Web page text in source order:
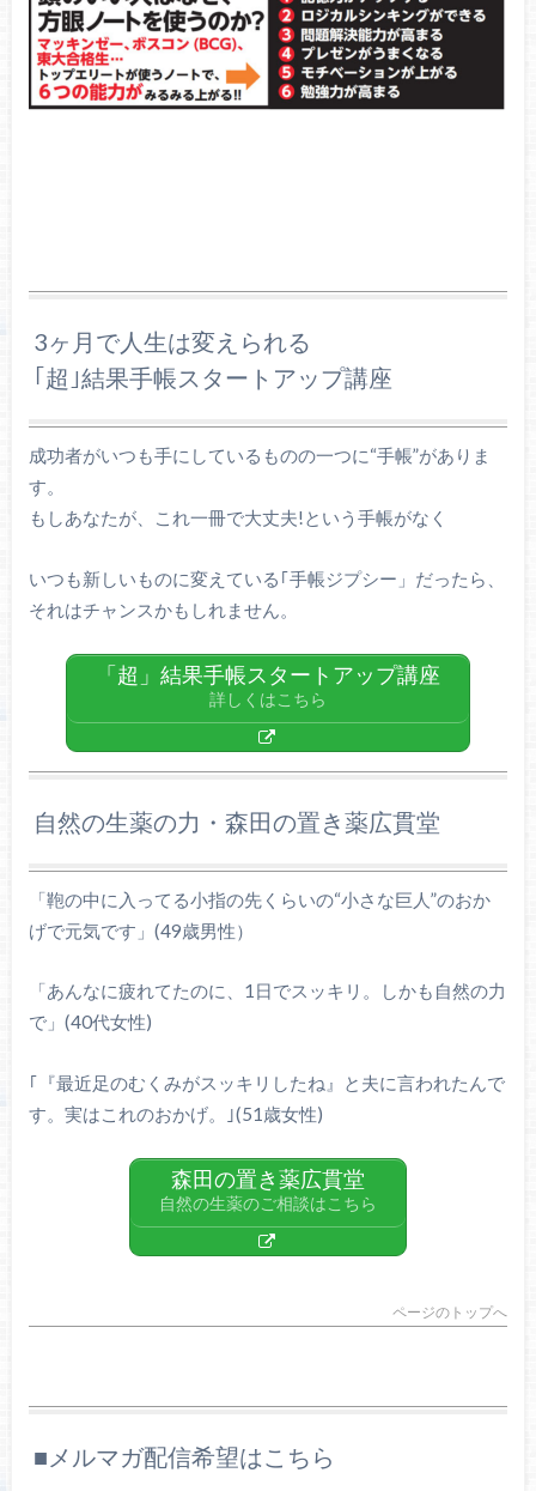
3ヶ月で人生は変えられる
｢超｣結果手帳スタートアップ講座
成功者がいつも手にしているものの一つに“手帳”がありま
す。
もしあなたが、これ一冊で大丈夫!という手帳がなく
いつも新しいものに変えている｢手帳ジプシー」だったら、
それはチャンスかもしれません。
「超」結果手帳スタートアップ講座
詳しくはこちら
自然の生薬の力・森田の置き薬広貫堂
「鞄の中に入ってる小指の先くらいの“小さな巨人”のおか
げで元気です」(49歳男性）
「あんなに疲れてたのに、1日でスッキリ。しかも自然の力
で」(40代女性)
｢『最近足のむくみがスッキリしたね』と夫に言われたんで
す。実はこれのおかげ。｣(51歳女性)
森田の置き薬広貫堂
自然の生薬のご相談はこちら
ページのトップへ
■メルマガ配信希望はこちら